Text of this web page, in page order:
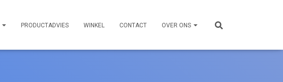
PRODUCTADVIES WINKEL CONTACT OVER ONS